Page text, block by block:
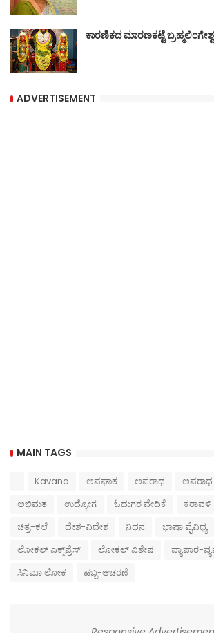
ಕಾರಣಿಕದ ಮಾರಣಕಟ್ಟೆ ಬ್ರಹ್ಮಲಿಂಗೇಶ್ವರ
ADVERTISEMENT
MAIN TAGS
Kavana ಅಪಘಾತ ಅಪರಾಧ
ಅಭಿಮತ
ಉದ್ಯೋಗ ಓದುಗರ ವೇದಿಕೆ ಕರಾವಳಿ
ಚಿತ್ರ-ಕಲೆ
ದೇಶ-ವಿದೇಶ ನಿಧನ ಭಾಷಾ ವೈವಿಧ್ಯ
ಲೋಕಲ್ ಎಕ್ಸ್‌ಪ್ರೆಸ್
ಲೋಕಲ್ ವಿಶೇಷ ವ್ಯಾಪಾರ-
ಸಿನಿಮಾ ಲೋಕ
ಹಬ್ಬ-ಆಚರಣೆ